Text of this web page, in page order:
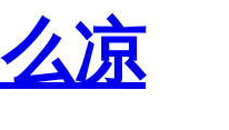
凉